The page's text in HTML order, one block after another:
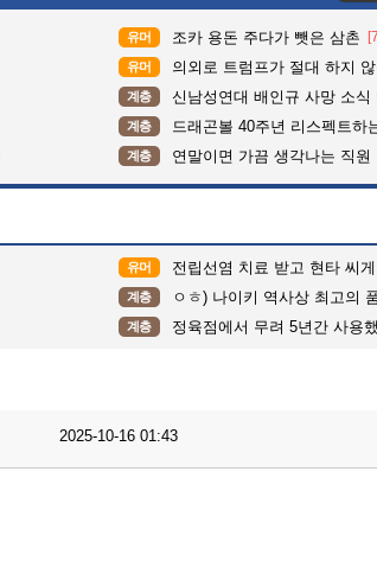
유머 조카 용돈 주다가 뺏은 삼촌
유머 의외로 트럼프가 절대 하지
계층 신남성연대 배인규 사망 소식
계층 드래곤볼 40주년 리스펙트하
계층 연말이면 가끔 생각나는 직원
유머 전립선염 치료 받고 현타 씨
계층 ㅇㅎ) 나이키 역사상 최고의
계층 정육점에서 무려 5년간 사용
2025-10-16 01:43